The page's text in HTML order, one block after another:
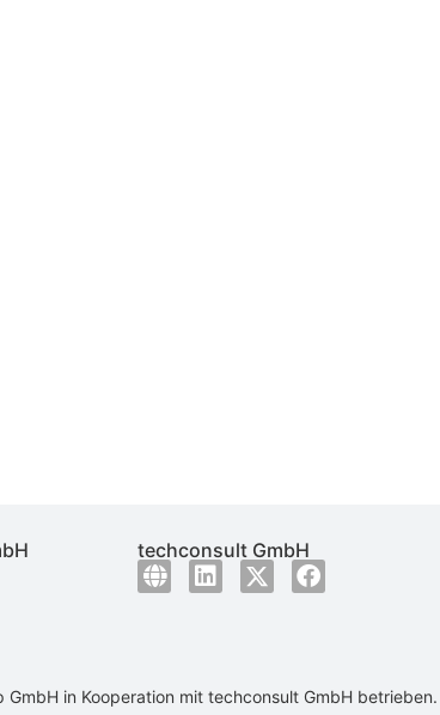
techconsult GmbH
GmbHin Kooperation mit techconsult GmbHbetrieben.